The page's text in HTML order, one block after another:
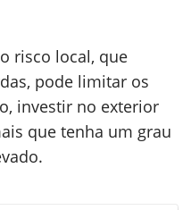
risco local, que
pode limitar os
investir no exterior
que tenha um grau